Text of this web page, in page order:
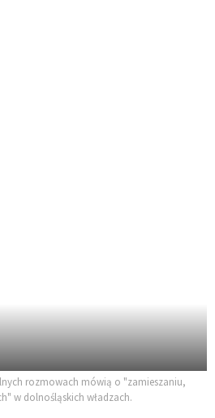
rozmowach mówią o "zamieszaniu,
w dolnośląskich władzach.